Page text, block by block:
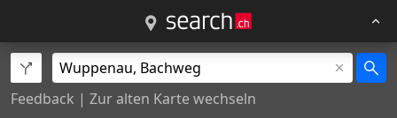
Feedback | Zur alten Karte wechseln